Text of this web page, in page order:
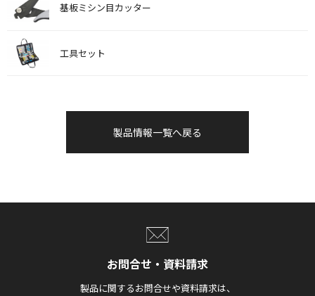
基板ミシン目カッター
工具セット
製品情報一覧へ戻る
お問合せ・資料請求
製品に関するお問合せや資料請求は、